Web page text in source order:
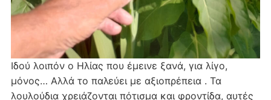
Ιδού λοιπόν ο Ηλίας που έμεινε ξανά, για λίγο,
μόνος… Αλλά το παλεύει με αξιοπρέπεια . Τα
λουλούδια χρειάζονται πότισμα και φροντίδα, αυτές